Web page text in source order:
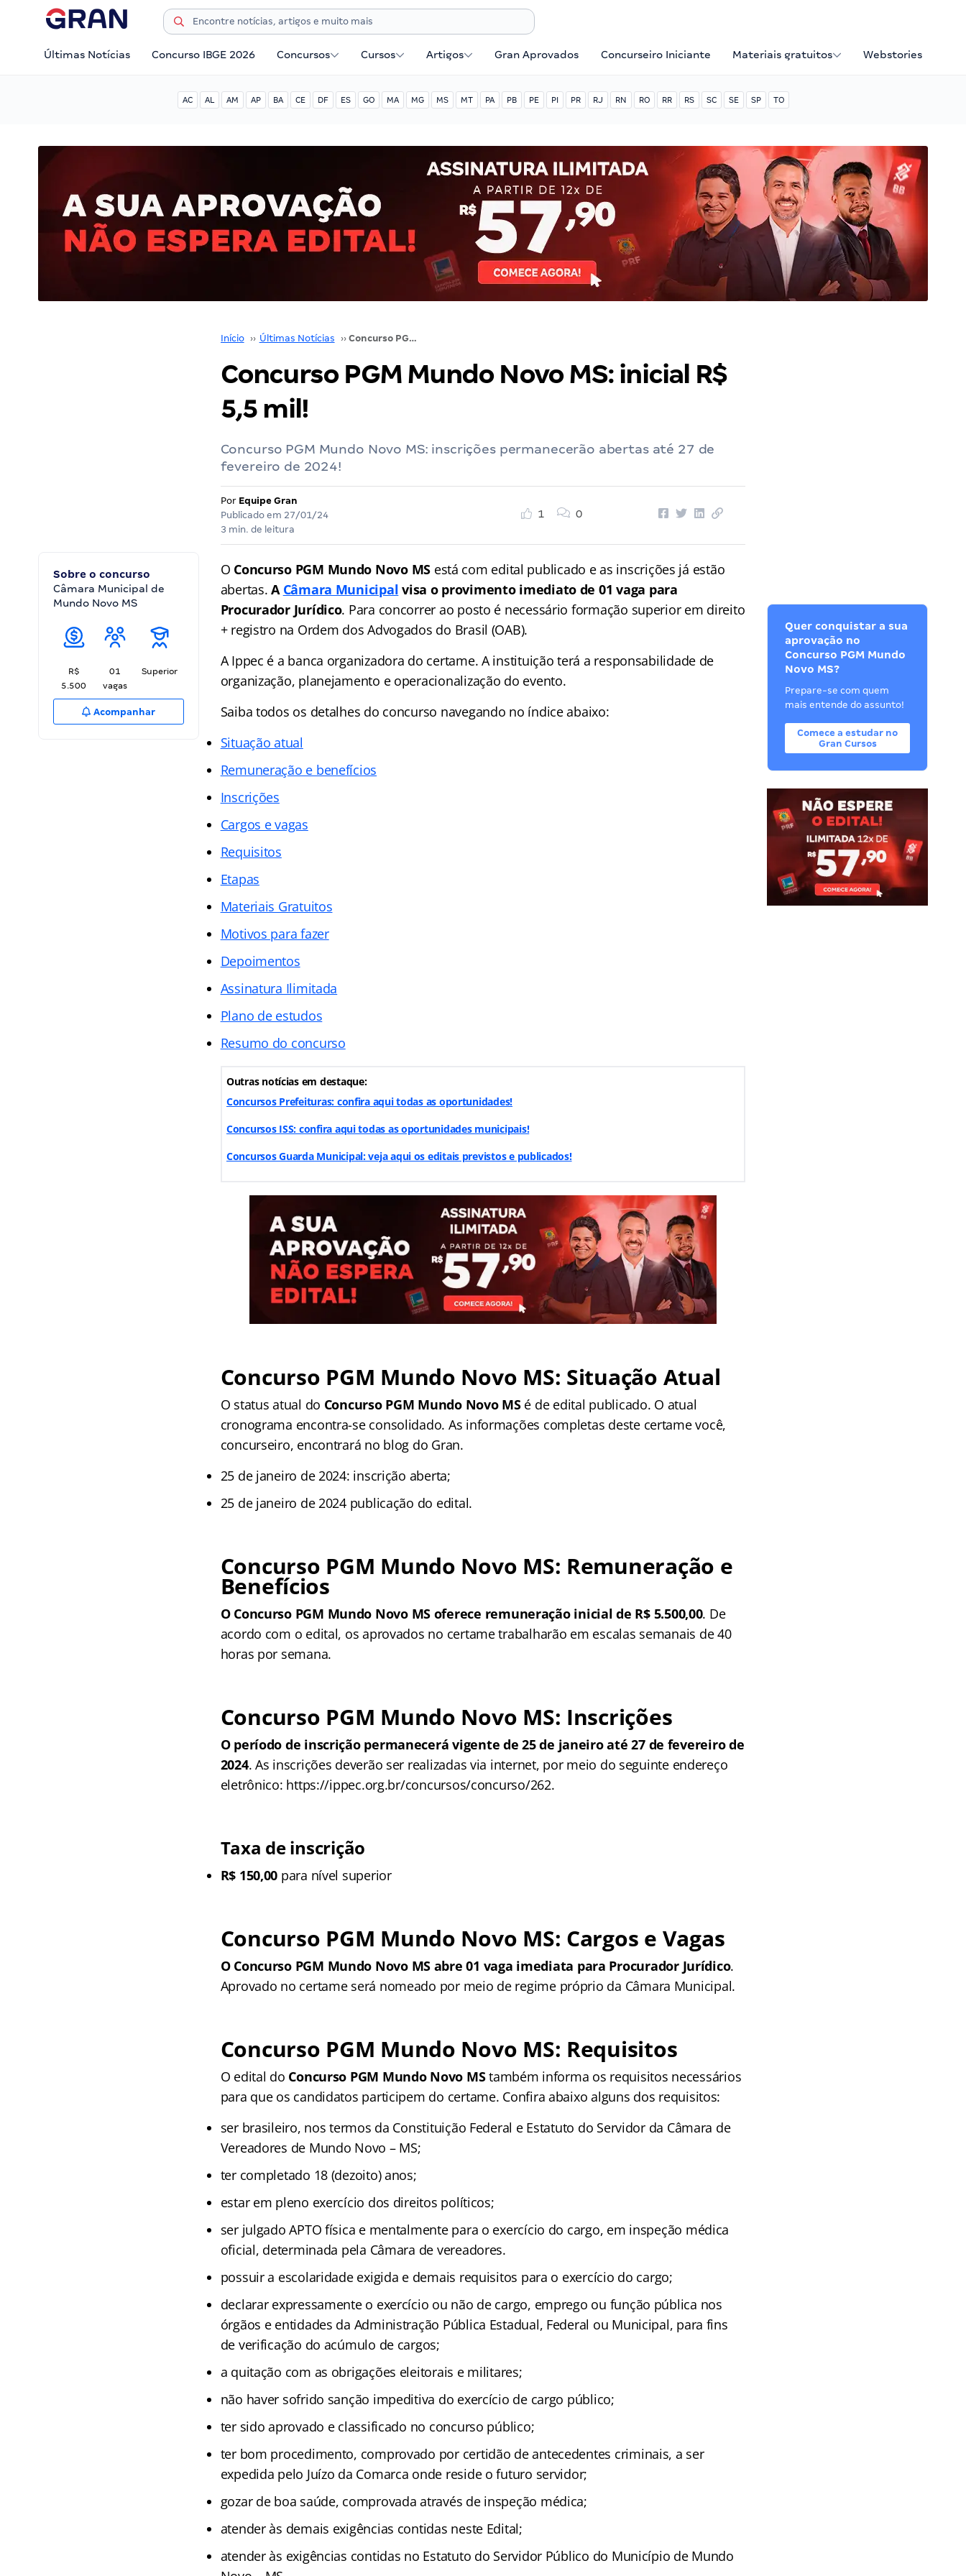
Últimas Notícias Concurso IBGE 2026 Concursos Cursos Artigos Gran Aprovados Concurseiro Iniciante Materiais gratuitos Webstories
AC AL AM AP BA CE DF ES GO MA MG MS MT PA PB PE PI PR RJ RN RO RR RS SC SE SP TO
Início ›› Últimas Notícias ›› Concurso PGM Mundo Novo MS: inicial R$ 5,5 mil!
Concurso PGM Mundo Novo MS: inicial R$
5,5 mil!
Concurso PGM Mundo Novo MS: inscrições permanecerão abertas até 27 de
fevereiro de 2024!
Por Equipe Gran
Publicado em 27/01/24
3 min. de leitura
1 0
Sobre o concurso
Câmara Municipal de
Mundo Novo MS
R$
5.500
01
vagas
Superior
Acompanhar
O Concurso PGM Mundo Novo MS está com edital publicado e as inscrições já estão
abertas.A Câmara Municipal visa o provimento imediato de 01 vaga para
Procurador Jurídico. Para concorrer ao posto é necessário formação superior em direito
+ registro na Ordem dos Advogados do Brasil (OAB).
A Ippec é a banca organizadora do certame. A instituição terá a responsabilidade de
organização, planejamento e operacionalização do evento.
Saiba todos os detalhes do concurso navegando no índice abaixo:
Situação atual
Remuneração e benefícios
Inscrições
Cargos e vagas
Requisitos
Etapas
Materiais Gratuitos
Motivos para fazer
Depoimentos
Assinatura Ilimitada
Plano de estudos
Resumo do concurso
Outras notícias em destaque:
Concursos Prefeituras: confira aqui todas as oportunidades!
Concursos ISS: confira aqui todas as oportunidades municipais!
Concursos Guarda Municipal: veja aqui os editais previstos e publicados!
Concurso PGM Mundo Novo MS: Situação Atual
O status atual do Concurso PGM Mundo Novo MSé de edital publicado. O atual
cronograma encontra-se consolidado. As informações completas deste certame você,
concurseiro, encontrará no blog do Gran.
25 de janeiro de 2024: inscrição aberta;
25 de janeiro de 2024 publicação do edital.
Concurso PGM Mundo Novo MS: Remuneração e
Benefícios
O Concurso PGM Mundo Novo MS oferece remuneração inicial de R$ 5.500,00. De
acordo com o edital, os aprovados no certame trabalharão em escalas semanais de 40
horas por semana.
Concurso PGM Mundo Novo MS: Inscrições
O período de inscrição permanecerá vigente de 25 de janeiro até 27 de fevereiro de
2024. As inscrições deverão ser realizadas via internet, por meio do seguinte endereço
eletrônico: https://ippec.org.br/concursos/concurso/262.
Taxa de inscrição
R$ 150,00 para nível superior
Concurso PGM Mundo Novo MS: Cargos e Vagas
O Concurso PGM Mundo Novo MS abre 01 vaga imediata para Procurador Jurídico.
Aprovado no certame será nomeado por meio de regime próprio da Câmara Municipal.
Concurso PGM Mundo Novo MS: Requisitos
O edital do Concurso PGM Mundo Novo MStambém informa os requisitos necessários
para que os candidatos participem do certame. Confira abaixo alguns dos requisitos:
ser brasileiro, nos termos da Constituição Federal e Estatuto do Servidor da Câmara de
Vereadores de Mundo Novo – MS;
ter completado 18 (dezoito) anos;
estar em pleno exercício dos direitos políticos;
ser julgado APTO física e mentalmente para o exercício do cargo, em inspeção médica
oficial, determinada pela Câmara de vereadores.
possuir a escolaridade exigida e demais requisitos para o exercício do cargo;
declarar expressamente o exercício ou não de cargo, emprego ou função pública nos
órgãos e entidades da Administração Pública Estadual, Federal ou Municipal, para fins
de verificação do acúmulo de cargos;
a quitação com as obrigações eleitorais e militares;
não haver sofrido sanção impeditiva do exercício de cargo público;
ter sido aprovado e classificado no concurso público;
ter bom procedimento, comprovado por certidão de antecedentes criminais, a ser
expedida pelo Juízo da Comarca onde reside o futuro servidor;
gozar de boa saúde, comprovada através de inspeção médica;
atender às demais exigências contidas neste Edital;
atender às exigências contidas no Estatuto do Servidor Público do Município de Mundo
Quer conquistar a sua
aprovação no
Concurso PGM Mundo
Novo MS?
Prepare-se com quem
mais entende do assunto!
Comece a estudar no
Gran Cursos